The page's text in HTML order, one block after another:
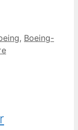
, Boeing-